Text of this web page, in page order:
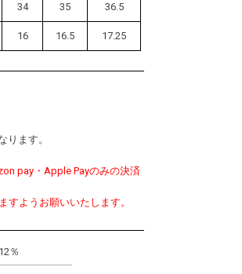
34 35 36.5
16 16.5 17.25
ります。
pay・Apple Payのみの決済
すようお願いいたします。
％